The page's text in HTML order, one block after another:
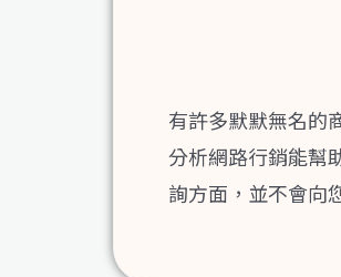
有許多默默無名的
分析網路行銷能幫
詢方面，並不會向